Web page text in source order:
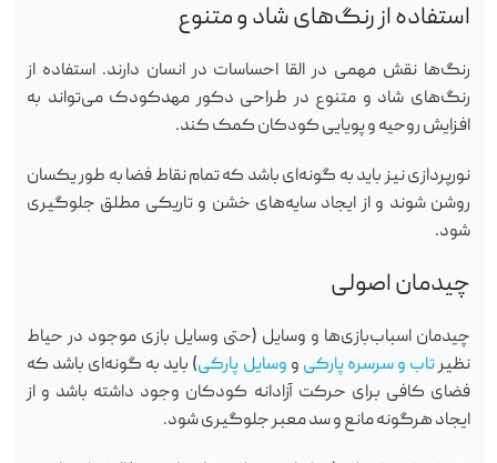
استفاده از رنگ‌های شاد و متنوع
رنگ‌ها نقش مهمی در القا احساسات در انسان دارند. استفاده از
رنگ‌های شاد و متنوع در طراحی دکور مهدکودک می‌تواند به
افزایش روحیه و پویایی کودکان کمک کند.
نورپردازی نیز باید به گونه‌ای باشد که تمام نقاط فضا به طور یکسان
روشن شوند و از ایجاد سایه‌های خشن و تاریکی مطلق جلوگیری
شود.
چیدمان اصولی
چیدمان اسباب‌بازی‌ها و وسایل (حتی وسایل بازی موجود در حیاط
نظیرتاب و سرسره پارکی و وسایل پارکی) باید به گونه‌ای باشد که
فضای کافی برای حرکت آزادانه کودکان وجود داشته باشد و از
ایجاد هرگونه مانع و سد معبر جلوگیری شود.